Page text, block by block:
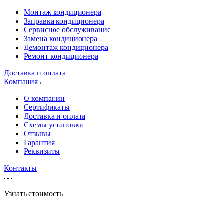
Монтаж кондиционера
Заправка кондиционера
Сервисное обслуживание
Замена кондиционера
Демонтаж кондиционера
Ремонт кондиционера
Доставка и оплата
Компания
О компании
Сертификаты
Доставка и оплата
Схемы установки
Отзывы
Гарантия
Реквизиты
Контакты
Узнать стоимость